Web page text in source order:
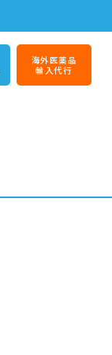
海外医薬品
輸入代行